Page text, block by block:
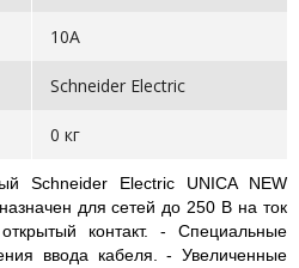
10А
Schneider Electric
0 кг
Schneider Electric UNICA NEW
для сетей до 250 В на ток
контакт. - Специальные
ввода кабеля. - Увеличенные